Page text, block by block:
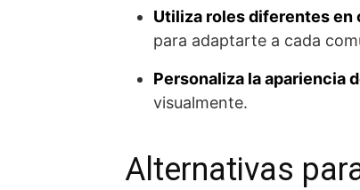
Utiliza roles diferentes en
para adaptarte a cada
Personaliza la apariencia
visualmente.
Alternativas